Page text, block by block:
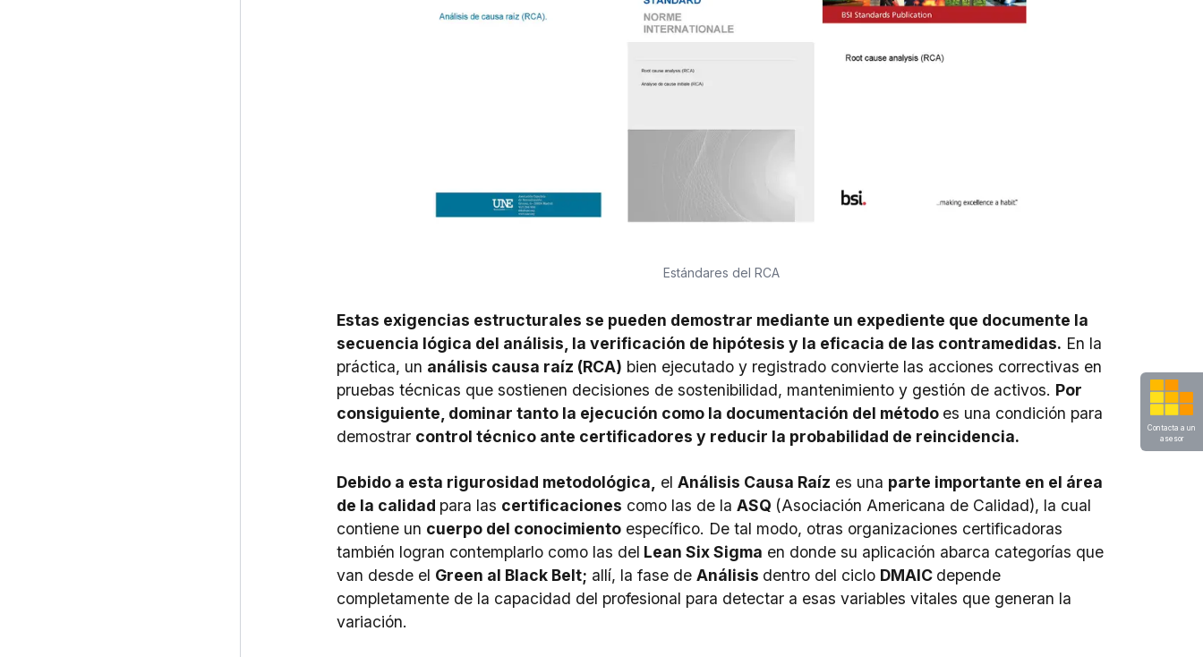
Contacta a un
asesor
Estándares del RCA
Estas exigencias estructurales se pueden demostrar mediante un expediente que documente la
secuencia lógica del análisis, la verificación de hipótesis y la eficacia de las contramedidas. En la
práctica, un análisis causa raíz (RCA) bien ejecutado y registrado convierte las acciones correctivas en
pruebas técnicas que sostienen decisiones de sostenibilidad, mantenimiento y gestión de activos. Por
consiguiente, dominar tanto la ejecución como la documentación del método es una condición para
demostrar control técnico ante certificadores y reducir la probabilidad de reincidencia.
Debido a esta rigurosidad metodológica, elAnálisis Causa Raíz es una parte importante en el área
de la calidad para las certificaciones como las de laASQ (Asociación Americana de Calidad), la cual
contiene un cuerpo del conocimiento específico. De tal modo, otras organizaciones certificadoras
también logran contemplarlo como las del Lean Six Sigma en donde su aplicación abarca categorías que
van desde el Green al Black Belt; allí, la fase deAnálisis dentro del ciclo DMAIC depende
completamente de la capacidad del profesional para detectar a esas variables vitales que generan la
variación.